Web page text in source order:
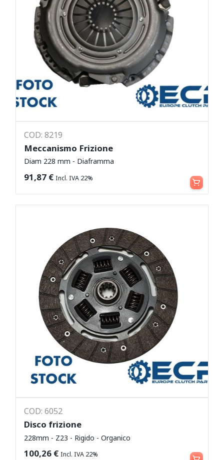
COD: 8219
Meccanismo Frizione
Diam 228 mm - Diaframma
91,87 € Incl. IVA 22% Leggi tutto
COD: 6052
Disco frizione
228mm - Z23 - Rigido - Organico
100,26 € Incl. IVA 22% Leggi tutto